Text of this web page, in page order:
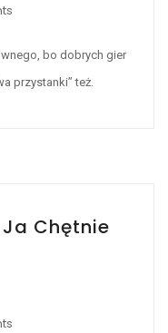
bo dobrych gier
przystanki” też.
Ja Chętnie